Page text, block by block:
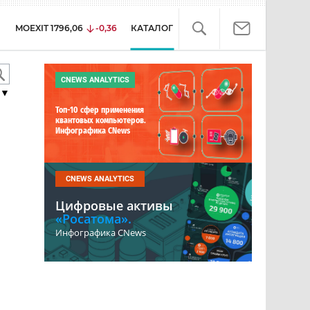
MOEXIT 1796,06 -0,36 КАТАЛОГ
CNEWS ANALYTICS
Топ-10 сфер применения
квантовых компьютеров.
Инфографика CNews
CNEWS ANALYTICS
Цифровые активы
«Росатома».
Инфографика CNews